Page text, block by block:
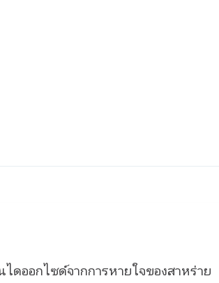
ดออกไซด์จากการหายใจของสาหร่าย